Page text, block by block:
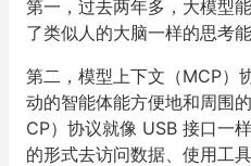
第一，过去两年多，大模型
了类似人的大脑一样的思考能
第二，模型上下文（MCP）
动的智能体能方便地和周围
CP）协议就像 USB 接口一
的形式去访问数据、使用工